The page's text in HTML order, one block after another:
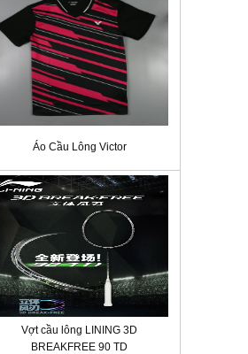
Áo Cầu Lông Victor
Vợt cầu lông LINING 3D
BREAKFREE 90 TD